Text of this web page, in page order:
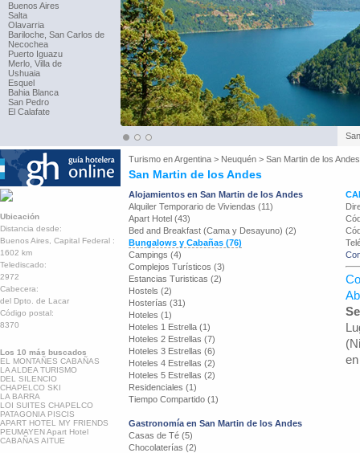
Buenos Aires
Salta
Olavarria
Bariloche, San Carlos de
Necochea
Puerto Iguazu
Merlo, Villa de
Ushuaia
Esquel
Bahia Blanca
San Pedro
El Calafate
Turismo enArgentina > Neuquén > San Martin de los Andes
San Martin de los Andes
Ubicación
Distancia desde:
Buenos Aires, Capital Federal :
1602 km
Telediscado:
2972
Cabecera:
del Dpto. de Lacar
Código postal:
8370
Los 10 más buscados
EL MONTAÑES CABAÑAS
LA ALDEA TURISMO
DEL SILENCIO
CHAPELCO SKI
LA BARRA
LOI SUITES CHAPELCO
PATAGONIA PISCIS
APART HOTEL MY FRIENDS
PEUMAYEN Apart Hotel
CABAÑAS AITUE
Alojamientos en San Martin de los Andes
Alquiler Temporario de Viviendas (11)
Apart Hotel (43)
Bed and Breakfast (Cama y Desayuno) (2)
Bungalows y Cabañas (76)
Campings (4)
Complejos Turísticos (3)
Estancias Turisticas (2)
Hostels (2)
Hosterías (31)
Hoteles (1)
Hoteles 1 Estrella (1)
Hoteles 2 Estrellas (7)
Hoteles 3 Estrellas (6)
Hoteles 4 Estrellas (2)
Hoteles 5 Estrellas (2)
Residenciales (1)
Tiempo Compartido (1)
Gastronomía en San Martin de los Andes
Casas de Té (5)
Chocolaterías (2)